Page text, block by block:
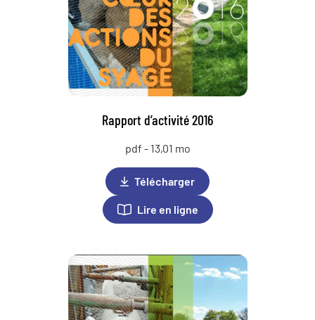
Rapport d’activité 2016
pdf - 13,01 mo
Télécharger
Lire en ligne